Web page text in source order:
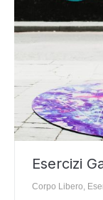
Esercizi
Corpo Libero,